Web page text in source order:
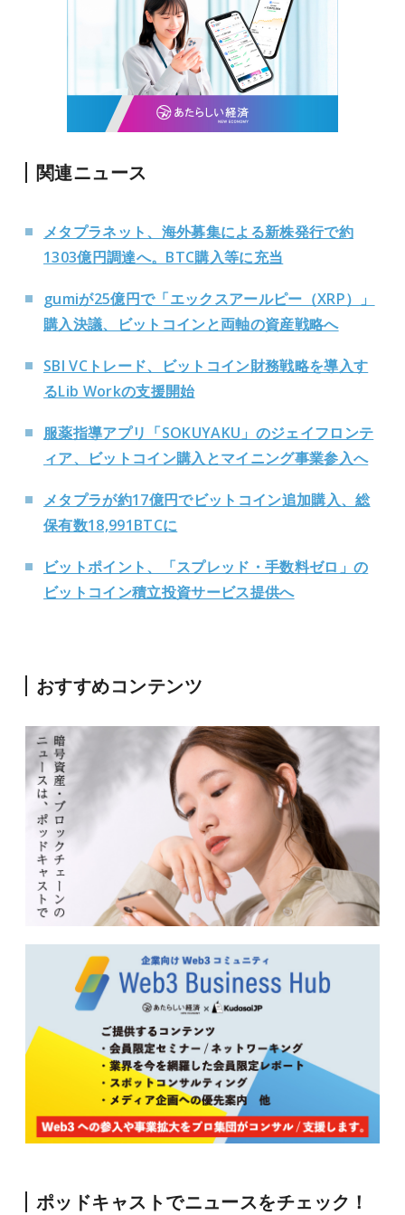
関連ニュース
メタプラネット、海外募集による新株発行で約
1303億円調達へ。BTC購入等に充当
gumiが25億円で「エックスアールピー（XRP）」
購入決議、ビットコインと両軸の資産戦略へ
SBI VCトレード、ビットコイン財務戦略を導入す
るLib Workの支援開始
服薬指導アプリ「SOKUYAKU」のジェイフロンテ
ィア、ビットコイン購入とマイニング事業参入へ
メタプラが約17億円でビットコイン追加購入、総
保有数18,991BTCに
ビットポイント、「スプレッド・手数料ゼロ」の
ビットコイン積立投資サービス提供へ
おすすめコンテンツ
ポッドキャストでニュースをチェック！